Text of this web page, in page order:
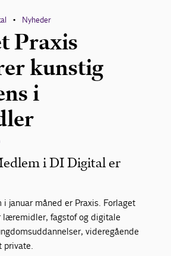
• Nyheder
Praxis
kunstig
i
i DI Digital er
januar måned er Praxis. Forlaget
læremidler, fagstof og digitale
videregående